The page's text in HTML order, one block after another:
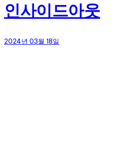
인사이드아웃
2024년 03월 18일